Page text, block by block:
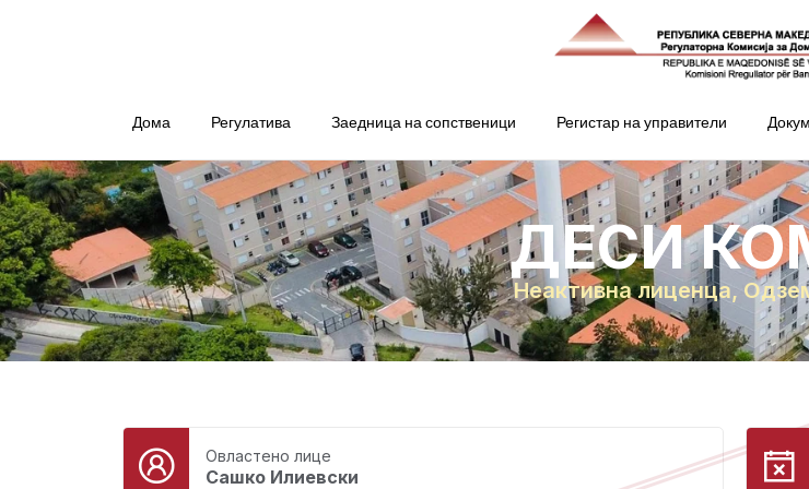
Дома Регулатива Заедница на сопственици Регистар на управители
ДЕСИ
Неактивна лиценца,
Овластено лице
Сашко Илиевски